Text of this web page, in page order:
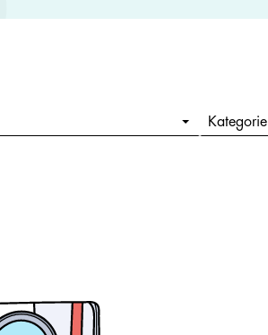
Kategorie